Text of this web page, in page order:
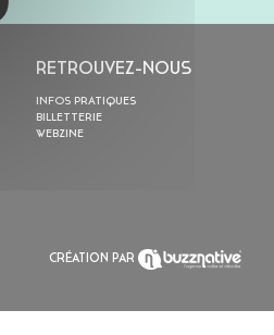
RETROUVEZ-NOUS
INFOS PRATIQUES
BILLETTERIE
WEBZINE
CRÉATION PAR